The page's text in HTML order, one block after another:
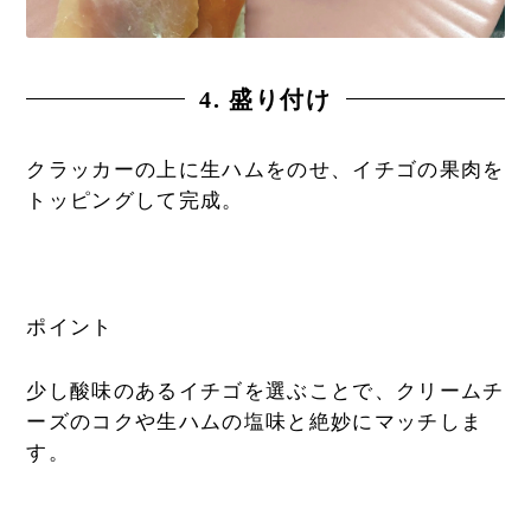
4. 盛り付け
クラッカーの上に生ハムをのせ、イチゴの果肉を
トッピングして完成。
ポイント
少し酸味のあるイチゴを選ぶことで、クリームチ
ーズのコクや生ハムの塩味と絶妙にマッチしま
す。